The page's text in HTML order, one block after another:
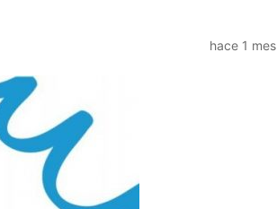
hace 1 mes